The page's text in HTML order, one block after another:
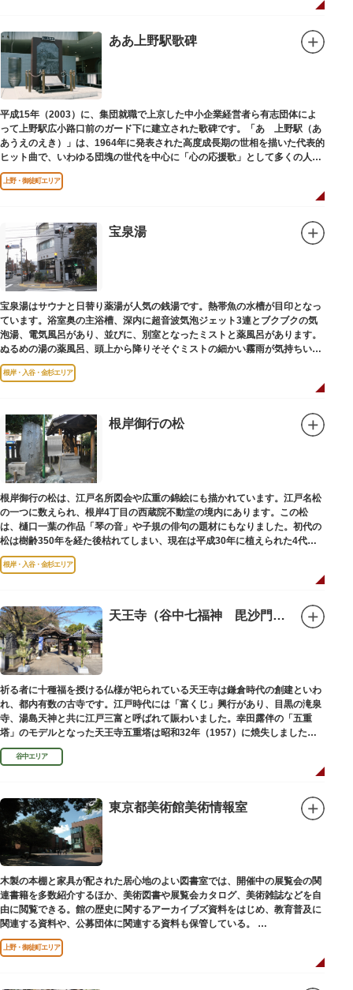
ああ上野駅歌碑
平成15年（2003）に、集団就職で上京した中小企業経営者ら有志団体によ
って上野駅広小路口前のガード下に建立された歌碑です。「あゝ上野駅（あ
あうえのえき）」は、1964年に発表された高度成長期の世相を描いた代表的
ヒット曲で、いわゆる団塊の世代を中心に「心の応援歌」として多くの人々
に勇気と感動を与えました。
上野・御徒町エリア
宝泉湯
宝泉湯はサウナと日替り薬湯が人気の銭湯です。熱帯魚の水槽が目印となっ
ています。浴室奥の主浴槽、深内に超音波気泡ジェット3連とブクブクの気
泡湯、電気風呂があり、並びに、別室となったミストと薬風呂があります。
ぬるめの湯の薬風呂、頭上から降りそそぐミストの細かい霧雨が気持ちいい
と評判です。
根岸・入谷・金杉エリア
根岸御行の松
根岸御行の松は、江戸名所図会や広重の錦絵にも描かれています。江戸名松
の一つに数えられ、根岸4丁目の西蔵院不動堂の境内にあります。この松
は、樋口一葉の作品「琴の音」や子規の俳句の題材にもなりました。初代の
松は樹齢350年を経た後枯れてしまい、現在は平成30年に植えられた4代目
の松になります。
根岸・入谷・金杉エリア
天王寺（谷中七福神 毘沙門天）
祈る者に十種福を授ける仏様が祀られている天王寺は鎌倉時代の創建といわ
れ、都内有数の古寺です。江戸時代には「富くじ」興行があり、目黒の滝泉
寺、湯島天神と共に江戸三富と呼ばれて賑わいました。幸田露伴の「五重
塔」のモデルとなった天王寺五重塔は昭和32年（1957）に焼失しました
が、その跡地は今も谷中霊園に残っています。
谷中エリア
東京都美術館美術情報室
木製の本棚と家具が配された居心地のよい図書室では、開催中の展覧会の関
連書籍を多数紹介するほか、美術図書や展覧会カタログ、美術雑誌などを自
由に閲覧できる。館の歴史に関するアーカイブズ資料をはじめ、教育普及に
関連する資料や、公募団体に関連する資料も保管している。
（画像提供：東京都美術館）
上野・御徒町エリア